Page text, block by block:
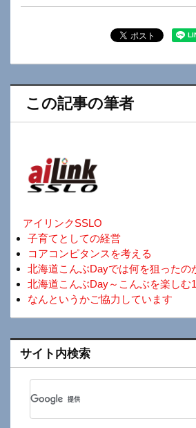
この記事の筆者
アイリンクSSLO
子育てとしての経営
コアコンピタンスを考える
北海道こんぶDayでは何を狙ったの
北海道こんぶDay～こんぶを楽しむ
なんというかご協力しています
サイト内検索